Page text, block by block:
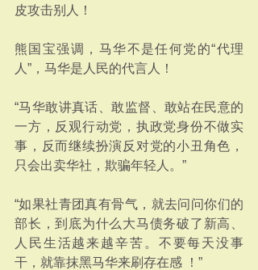
皮攻击别人！
熊国宝强调，马华不是任何党的“代理
人”，马华是人民的代言人！
“马华敢讲真话、敢监督、敢站在民意的
一方，反观行动党，执政党身份不做实
事，反而继续扮演反对党的小丑角色，
只会出卖华社，欺骗年轻人。”
“如果社青团真有骨气，就去问问你们的
部长，到底为什么大马债务破了新高、
人民生活越来越辛苦。不要每天没事
干，就靠抹黑马华来刷存在感 ！”